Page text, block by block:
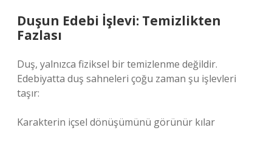
Duşun Edebi İşlevi: Temizlikten
Fazlası
Duş, yalnızca fiziksel bir temizlenme değildir.
Edebiyatta duş sahneleri çoğu zaman şu işlevleri
taşır:
Karakterin içsel dönüşümünü görünür kılar